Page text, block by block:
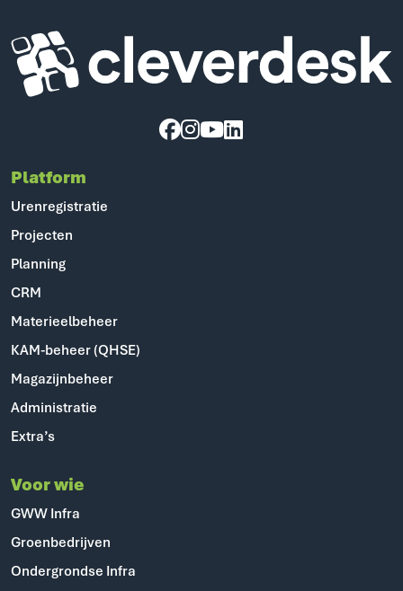
Cleverdesk ERP Software voor mens en materieel
Platform
Urenregistratie
Projecten
Planning
CRM
Materieelbeheer
KAM-beheer (QHSE)
Magazijnbeheer
Administratie
Extra’s
Voor wie
GWW Infra
Groenbedrijven
Ondergrondse Infra